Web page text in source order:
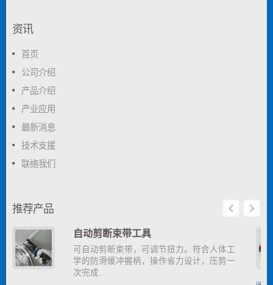
资讯
首页
公司介绍
产品介绍
产业应用
最新消息
技术支援
联络我们
推荐产品
自动剪断束带工具
可自动剪断束带，可调节扭力。符合人体工
学的防滑缓冲握柄，操作省力设计，压剪一
次完成…